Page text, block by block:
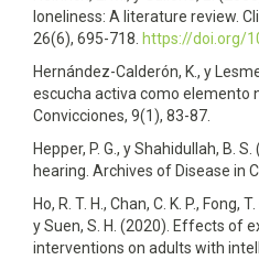
loneliness: A literature review.
26(6), 695-718. https://doi.org/
Hernández-Calderón, K., y
escucha activa como elemento
Convicciones, 9(1), 83-87.
Hepper, P. G., y Shahidullah, B.
hearing. Archives of Disease in
Ho, R. T. H., Chan, C. K. P., Fong,
y Suen, S. H. (2020). Effects of
interventions on adults with